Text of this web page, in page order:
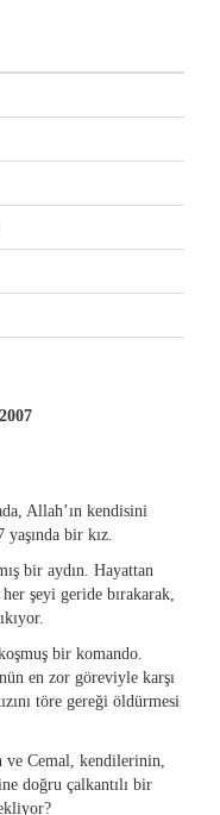
Allah’ın kendisini
yaşında bir kız.
bir aydın. Hayattan
şeyi geride bırakarak,
bir komando.
en zor göreviyle karşı
töre gereği öldürmesi
Cemal, kendilerinin,
doğru çalkantılı bir